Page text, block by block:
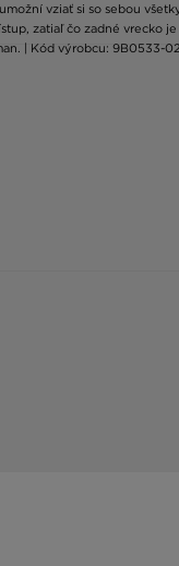
vziať si so sebou
zatiaľ čo zadné vrecko
| Kód výrobcu: 9B0533-